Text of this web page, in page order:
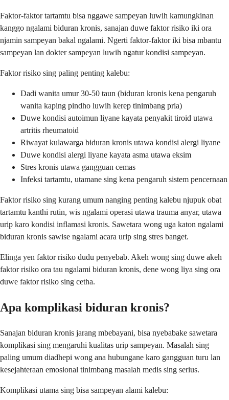
Faktor-faktor tartamtu bisa nggawe sampeyan luwih kamungkinan
kanggo ngalami biduran kronis, sanajan duwe faktor risiko iki ora
njamin sampeyan bakal ngalami. Ngerti faktor-faktor iki bisa mbantu
sampeyan lan dokter sampeyan luwih ngatur kondisi sampeyan.
Faktor risiko sing paling penting kalebu:
Dadi wanita umur 30-50 taun (biduran kronis kena pengaruh
wanita kaping pindho luwih kerep tinimbang pria)
Duwe kondisi autoimun liyane kayata penyakit tiroid utawa
artritis rheumatoid
Riwayat kulawarga biduran kronis utawa kondisi alergi liyane
Duwe kondisi alergi liyane kayata asma utawa eksim
Stres kronis utawa gangguan cemas
Infeksi tartamtu, utamane sing kena pengaruh sistem pencernaan
Faktor risiko sing kurang umum nanging penting kalebu njupuk obat
tartamtu kanthi rutin, wis ngalami operasi utawa trauma anyar, utawa
urip karo kondisi inflamasi kronis. Sawetara wong uga katon ngalami
biduran kronis sawise ngalami acara urip sing stres banget.
Elinga yen faktor risiko dudu penyebab. Akeh wong sing duwe akeh
faktor risiko ora tau ngalami biduran kronis, dene wong liya sing ora
duwe faktor risiko sing cetha.
Apa komplikasi biduran kronis?
Sanajan biduran kronis jarang mbebayani, bisa nyebabake sawetara
komplikasi sing mengaruhi kualitas urip sampeyan. Masalah sing
paling umum diadhepi wong ana hubungane karo gangguan turu lan
kesejahteraan emosional tinimbang masalah medis sing serius.
Komplikasi utama sing bisa sampeyan alami kalebu: